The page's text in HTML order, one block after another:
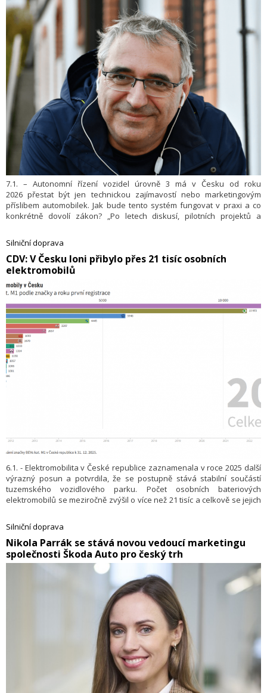
7.1. – Autonomní řízení vozidel úrovně 3 má v Česku od roku
2026 přestat být jen technickou zajímavostí nebo marketingovým
příslibem automobilek. Jak bude tento systém fungovat v praxi a co
konkrétně dovolí zákon? „Po letech diskusí, pilotních projektů a
stát legální součástí běžného silničního provozu. Nepůjde ale
o revoluci ze dne na den, spíše o další, poměrně přesně vymezený
krok směrem k vyšší míře automatizace dopravy,“ řekl Michal
Holoubek z VARS Brno.
Silniční doprava
​CDV: V Česku loni přibylo přes 21 tisíc osobních
elektromobilů
6.1. - Elektromobilita v České republice zaznamenala v roce 2025 další
výrazný posun a potvrdila, že se postupně stává stabilní součástí
tuzemského vozidlového parku. Počet osobních bateriových
elektromobilů se meziročně zvýšil o více než 21 tisíc a celkově se jejich
tak potvrzují pokračující růstový trend, který je výsledkem kombinace
širší nabídky vozidel, rozvoje veřejné dobíjecí infrastruktury,
postupného odbourávání přetrvávajících mýtů o elektromobilitě
i rostoucího významu trhu s ojetými elektromobily. V tiskové zprávě
o tom informovalo Centrum dopravního výzkumu (CDV).
Silniční doprava
​Nikola Parrák se stává novou vedoucí marketingu
společnosti Škoda Auto pro český trh